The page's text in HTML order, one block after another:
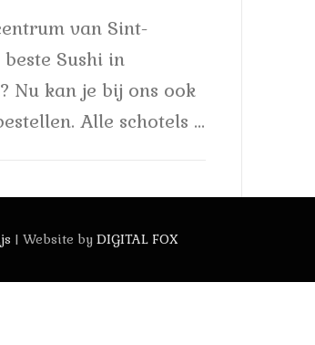
van Sint-
Sushi in
Nu kan je bij ons ook
Alle schotels …
| Website by DIGITAL FOX